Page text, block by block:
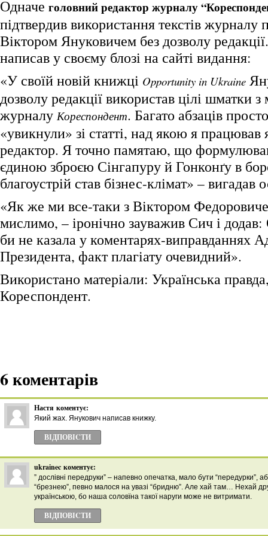
Одначе головний редактор журналу
підтвердив використання текстів журналу
Віктором Януковичем без дозволу
написав у своєму блозі на сайті видання:
«У своїй новій книжці Opportunity in Ukraine
дозволу редакції використав цілі шматки з
журналу Кореспондент. Багато абзаців
«увикнули» зі статті, над якою я працював
редактор. Я точно памятаю, що
єдиною зброєю Сінгапуру й Гонконґу в
благоустрій став бізнес-клімат» – вигадав
«Як же ми все-таки з Віктором
мислимо, – іронічно зауважив Сич і
би не казала у коментарях-виправданнях
Президента, факт плагіату очевидний».
Використано матеріали: Українська
Кореспондент.
6 коментарів
Настя коментує:
Який жах. Янукович написав книжку.
ВІДПОВІCТИ
ukrainec коментує:
” дослівні передруки” – напевно опечатка, мало бути “передурки”,
“брезнею”, певно малося на увазі “бридню”. Але хай там… Нехай
українською, бо наша соловїна такої наруги може не витримати.
ВІДПОВІCТИ